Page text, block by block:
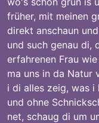
früher, mit meinen
direkt anschaun
und such genau di,
erfahrenen Frau
ma uns in da Natur
i di alles zeig, was i
und ohne
net, schaug di um